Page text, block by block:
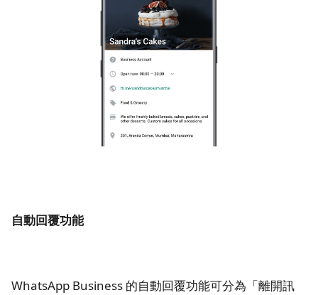
自動回覆功能
WhatsApp Business 的自動回覆功能可分為「離開訊